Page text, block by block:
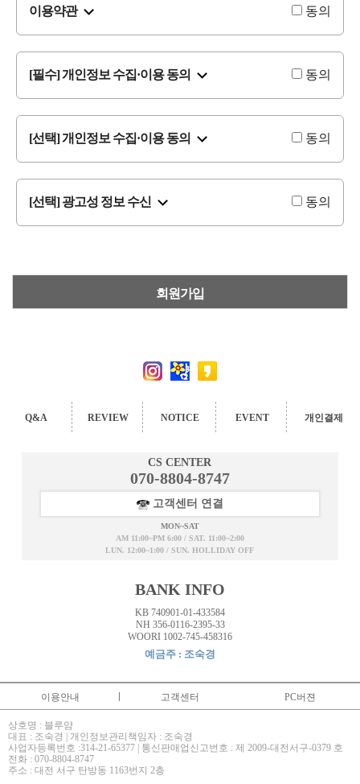
이용약관 동의
[필수] 개인정보 수집·이용 동의 동의
[선택] 개인정보 수집·이용 동의 동의
[선택] 광고성 정보 수신 동의
회원가입
Q&A REVIEW NOTICE EVENT 개인결제
CS CENTER
070-8804-8747
고객센터 연결
MON~SAT
AM 11:00~PM 6:00 / SAT. 11:00~2:00
LUN. 12:00~1:00 / SUN. HOLLIDAY OFF
BANK INFO
KB 740901-01-433584
NH 356-0116-2395-33
WOORI 1002-745-458316
예금주 : 조숙경
이용안내 고객센터 PC버젼
상호명 : 블루얌
대표 : 조숙경 | 개인정보관리책임자 : 조숙경
사업자등록번호 :314-21-65377 | 통신판매업신고번호 : 제 2009-대전서구-0379 호
전화 : 070-8804-8747
주소 : 대전 서구 탄방동 1163번지 2층